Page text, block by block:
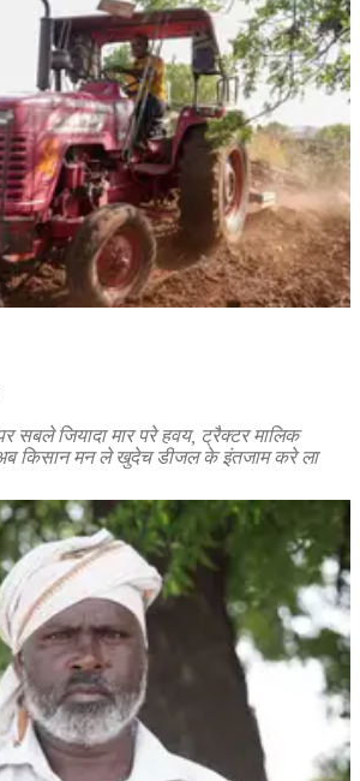
सबले जियादा मार परे हवय, ट्रैक्टर मालिक
किसान मन ले खुदेच डीजल के इंतजाम करे ला